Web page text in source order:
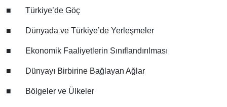
■ Türkiye’de Göç
■ Dünyada ve Türkiye’de Yerleşmeler
■ Ekonomik Faaliyetlerin Sınıflandırılması
■ Dünyayı Birbirine Bağlayan Ağlar
■ Bölgeler ve Ülkeler